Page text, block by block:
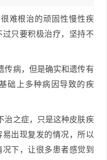
难根治的顽固性慢性疾
只要积极治疗，坚持不
传病，但是确实和遗传有
础上多种病因导致的疾
治之症，只是这种皮肤疾
出现复发的情况，所以
下，让很多患者感觉到